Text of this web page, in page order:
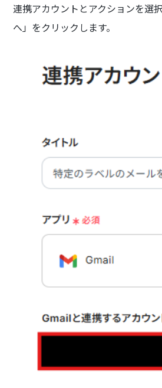
連携アカウントとアクションを選
へ」をクリックします。